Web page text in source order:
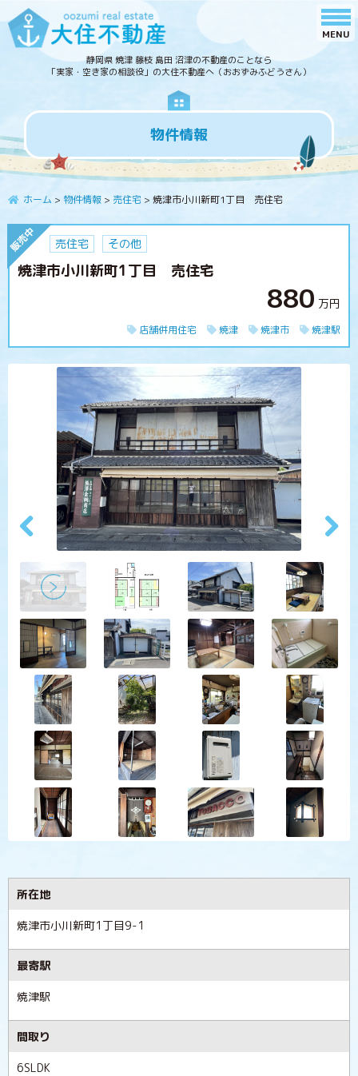
静岡県 焼津 藤枝 島田 沼津の不動産のことなら
「実家・空き家の相談役」の大住不動産へ（おおずみふどうさん）
物件情報
ホーム > 物件情報 > 売住宅 > 焼津市小川新町1丁目 売住宅
売住宅 その他
焼津市小川新町1丁目 売住宅
880 万円
店舗併用住宅 焼津 焼津市 焼津駅
Previ
ous
Next
所在地
焼津市小川新町1丁目9-1
最寄駅
焼津駅
間取り
6SLDK